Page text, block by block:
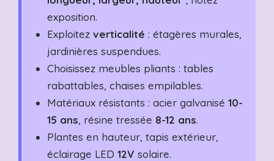
exposition.
Exploitez verticalité : étagères murales,
jardinières suspendues.
Choisissez meubles pliants : tables
rabattables, chaises empilables.
Matériaux résistants : acier galvanisé 10-
15 ans, résine tressée 8-12 ans.
Plantes en hauteur, tapis extérieur,
éclairage LED 12V solaire.